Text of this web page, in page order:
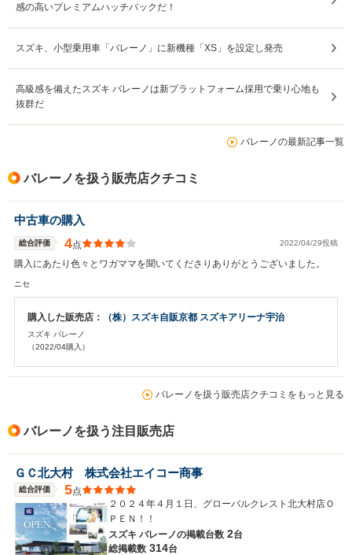
感の高いプレミアムハッチバックだ！
スズキ、小型乗用車「バレーノ」に新機種「XS」を設定し発売
高級感を備えたスズキ バレーノは新プラットフォーム採用で乗り心地も
抜群だ
バレーノの最新記事一覧
バレーノを扱う販売店クチコミ
中古車の購入
総合評価 4点 2022/04/29投稿
購入にあたり色々とワガママを聞いてくださりありがとうございました。
ニセ
購入した販売店： （株）スズキ自販京都 スズキアリーナ宇治
スズキ バレーノ
（2022/04購入）
バレーノを扱う販売店クチコミをもっと見る
バレーノを扱う注目販売店
ＧＣ北大村 株式会社エイコー商事
総合評価 5点
２０２４年４月１日、グローバルクレスト北大村店Ｏ
ＰＥＮ！！
スズキ バレーノの掲載台数 2台
総掲載数 314台